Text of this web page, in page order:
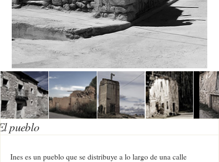
pueblo
Ines es un pueblo que se distribuye a lo largo de una calle